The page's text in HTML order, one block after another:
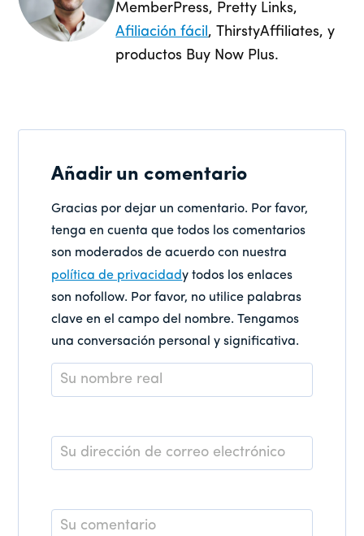
MemberPress, Pretty Links,
Afiliación fácil, ThirstyAffiliates, y
productos Buy Now Plus.
Añadir un comentario
Gracias por dejar un comentario. Por favor,
tenga en cuenta que todos los comentarios
son moderados de acuerdo con nuestra
política de privacidady todos los enlaces
son nofollow. Por favor, no utilice palabras
clave en el campo del nombre. Tengamos
una conversación personal y significativa.
Nombre
*
Correo
electrónico
Comentario